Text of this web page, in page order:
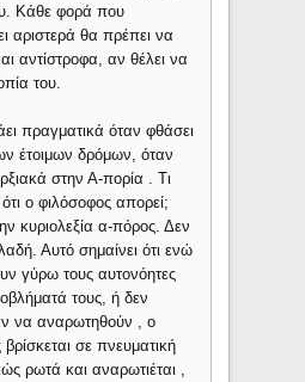
Κάθε φορά που
αριστερά θα πρέπει να
αντίστροφα, αν θέλει να
του.
πραγματικά όταν φθάσει
έτοιμων δρόμων, όταν
στην Α-πορία . Τι
ο φιλόσοφος απορεί;
κυριολεξία α-πόρος. Δεν
Αυτό σημαίνει ότι ενώ
γύρω τους αυτονόητες
τους, ή δεν
να αναρωτηθούν , ο
σε πνευματική
ρωτά και αναρωτιέται ,